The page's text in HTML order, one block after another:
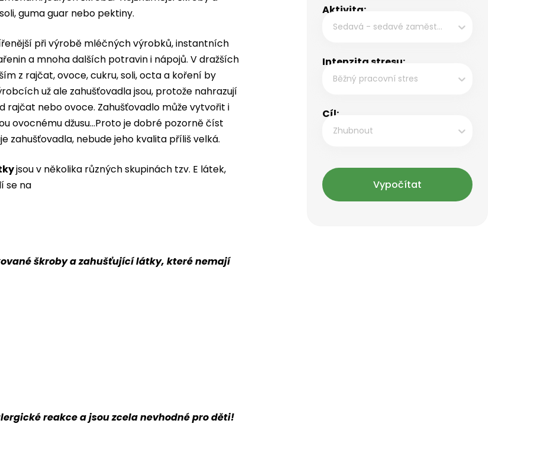
guma guar nebo pektiny.
při výrobě mléčných výrobků, instantních
a mnoha dalších potravin i nápojů. V dražších
z rajčat, ovoce, cukru, soli, octa a koření by
už ale zahušťovadla jsou, protože nahrazují
rajčat nebo ovoce. Zahušťovadlo může vytvořit i
ovocnému džusu…Proto je dobré pozorně číst
zahušťovadla, nebude jeho kvalita příliš velká.
jsou v několika různých skupinách tzv. E látek,
se na
škroby a zahušťující látky, které nemají
reakce a jsou zcela nevhodné pro děti!
Aktivita:
Sedavá - sedavé zaměstnání, např. kancelářské práce
Intenzita stresu:
Běžný pracovní stres
Cíl:
Zhubnout
Vypočítat